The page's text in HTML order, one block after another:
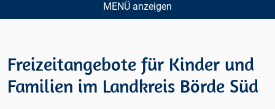
Navigation
MENÜ
Freizeitangebote für Kinder und
Familien im Landkreis Börde Süd